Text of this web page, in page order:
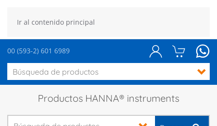
Ir al contenido principal
00 (593-2) 601 6989
Productos HANNA® instruments